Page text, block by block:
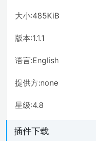
大小:485KiB
版本:1.1.1
语言:English
提供方:none
星级:4.8
插件下载